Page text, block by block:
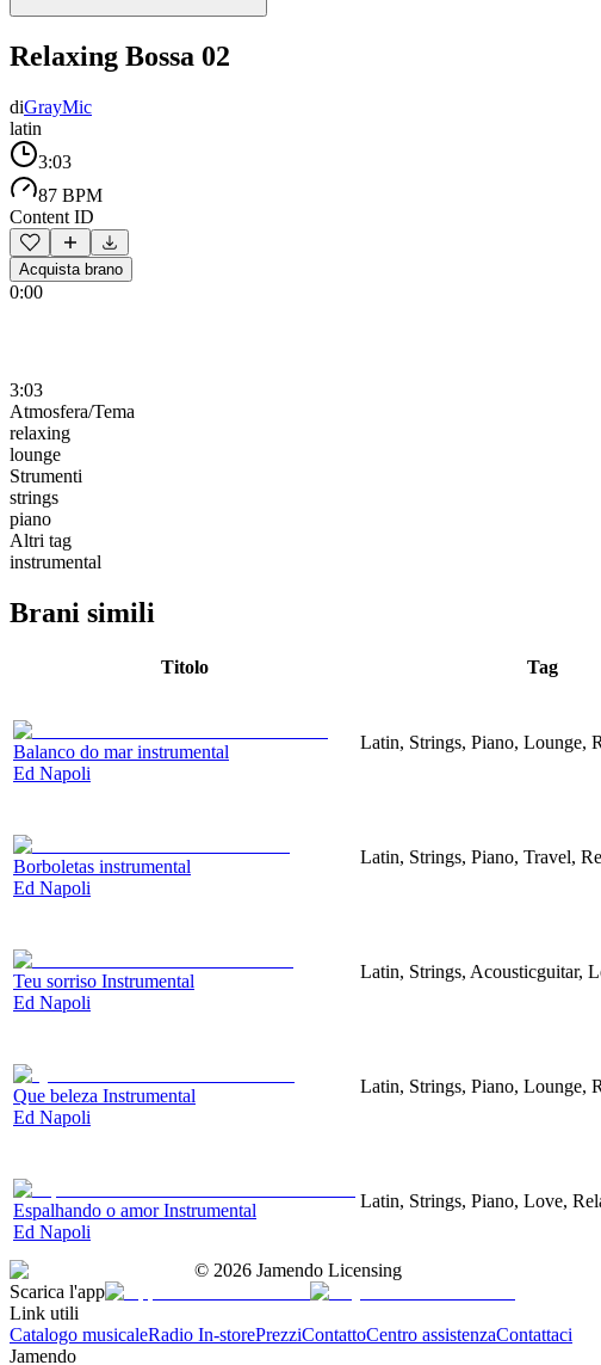
Relaxing Bossa 02
diGrayMic
latin
3:03
87 BPM
Content ID
Acquista brano
0:00
3:03
Atmosfera/Tema
relaxing
lounge
Strumenti
strings
piano
Altri tag
instrumental
Brani simili
Titolo Tag
Balanco do mar instrumental
Ed Napoli
Latin, Strings, Piano, Lounge,
Borboletas instrumental
Ed Napoli
Latin, Strings, Piano, Travel,
Teu sorriso Instrumental
Ed Napoli
Latin, Strings, Acousticguitar,
Que beleza Instrumental
Ed Napoli
Latin, Strings, Piano, Lounge,
Espalhando o amor Instrumental
Ed Napoli
Latin, Strings, Piano, Love,
© 2026 Jamendo Licensing
Scarica l'app
Link utili
Catalogo musicaleRadio In-storePrezziContattoCentro assistenzaContattaci
Jamendo